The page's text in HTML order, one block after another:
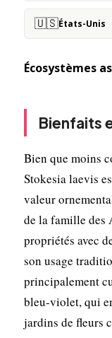
🇺🇸États-Unis
Écosystèmes
Bienfaits
Bien que moins
Stokesia laevis
valeur
de la famille des
propriétés avec
son usage
principalement
bleu-violet, qui
jardins de fleurs